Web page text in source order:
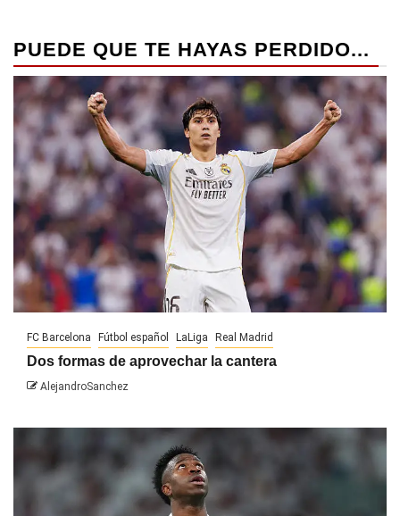
PUEDE QUE TE HAYAS PERDIDO...
FC Barcelona Fútbol español LaLiga Real Madrid
Dos formas de aprovechar la cantera
AlejandroSanchez